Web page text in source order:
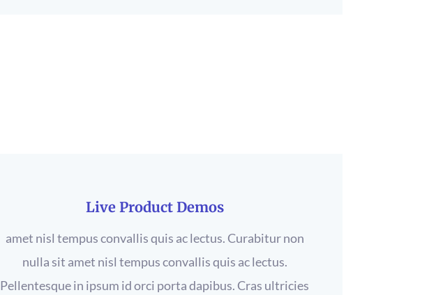
Live Product Demos
amet nisl tempus convallis quis ac lectus. Curabitur non
nulla sit amet nisl tempus convallis quis ac lectus.
Pellentesque in ipsum id orci porta dapibus. Cras ultricies